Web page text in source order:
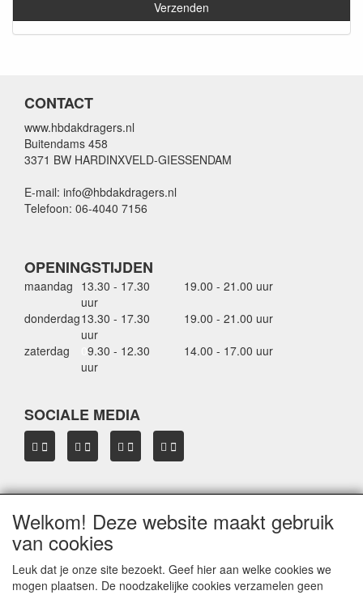
CONTACT
www.hbdakdragers.nl
Buitendams 458
3371 BW HARDINXVELD-GIESSENDAM
E-mail: info@hbdakdragers.nl
Telefoon: 06-4040 7156
OPENINGSTIJDEN
maandag 13.30 - 17.30
uur
19.00 - 21.00 uur
donderdag13.30 - 17.30
uur
19.00 - 21.00 uur
zaterdag
9.30 - 12.30
uur
14.00 - 17.00 uur
SOCIALE MEDIA
OVER HBDAKDRAGERS.NL
Dakkoffer verhuur Hardinxveld-Giessendam
Verkoop dakkoffers en skiboxen
Onze merken
Welkom! Deze website maakt gebruik
van cookies
Leuk dat je onze site bezoekt. Geef hier aan welke cookies we
mogen plaatsen. De noodzakelijke cookies verzamelen geen